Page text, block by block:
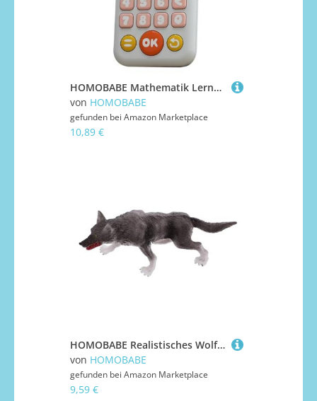
HOMOBABE Mathematik Lernspielzeug für Ab Jahre Interaktives Rechentraining mit Geräuschaktivierten Tasten Pädagogisches Rechenspielzeug in Rosa Fördert Kopfrechnen und Spielerisches Lernen
von HOMOBABE
gefunden bei Amazon Marketplace
10,89 €
HOMOBABE Realistisches Wolf Modell aus Abs Stabiles Stehendes Tier Ornament für Pädagogisches Wildtier Dekorationselement für Zuhause Garten und Büro Detailreiche Sammlerfigur
von HOMOBABE
gefunden bei Amazon Marketplace
9,59 €